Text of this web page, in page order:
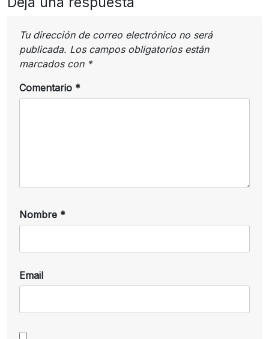
Tu dirección de correo electrónico no será
publicada. Los campos obligatorios están
marcados con *
Comentario *
Nombre *
Email